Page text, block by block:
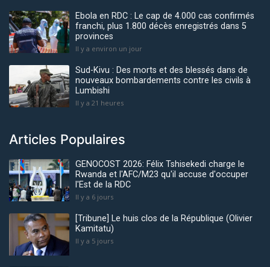
Ebola en RDC : Le cap de 4.000 cas confirmés
franchi, plus 1.800 décès enregistrés dans 5
provinces
Il y a environ un jour
Sud-Kivu : Des morts et des blessés dans de
nouveaux bombardements contre les civils à
Lumbishi
Il y a 21 heures
Articles Populaires
GENOCOST 2026: Félix Tshisekedi charge le
Rwanda et l'AFC/M23 qu'il accuse d'occuper
l'Est de la RDC
Il y a 6 jours
[Tribune] Le huis clos de la République (Olivier
Kamitatu)
Il y a 5 jours